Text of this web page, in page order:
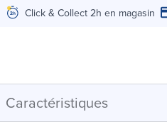
Click & Collect 2h en magasin
Caractéristiques